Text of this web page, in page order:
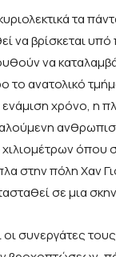
τα
να βρίσκεται
να
το ανατολικό
χρόνο, η
όπου
στην πόλη
σε μια
συνεργάτες